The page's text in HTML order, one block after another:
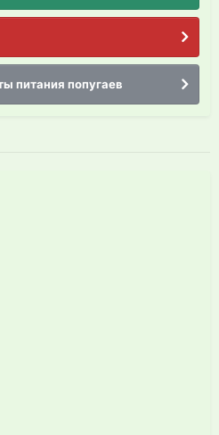
питания попугаев